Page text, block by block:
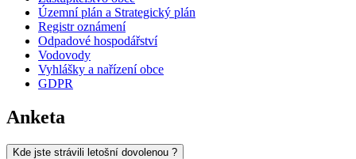
Územní plán a Strategický plán
Registr oznámení
Odpadové hospodářství
Vodovody
Vyhlášky a nařízení obce
GDPR
Anketa
Kde jste strávili letošní dovolenou ?